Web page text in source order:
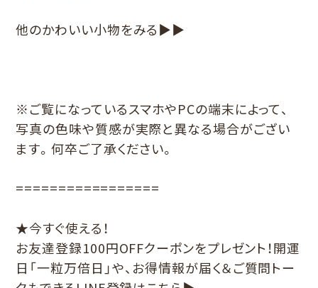
他のかわいい小物をみる▶▶
※ご覧になっているスマホやPCの端末によって、
写真の色味や質感が実際と異なる場合がござい
ます。何卒ご了承ください。
=================
★今すぐ使える！
お友達登録100円OFFクーポンをプレゼント！開運
日「一粒万倍日」や、お得情報が届く＆ご質問トー